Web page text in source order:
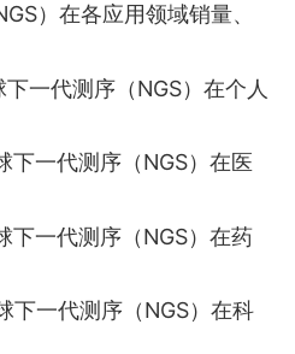
）在各应用领域销量、
下一代测序（NGS）在个人
下一代测序（NGS）在医
下一代测序（NGS）在药
下一代测序（NGS）在科